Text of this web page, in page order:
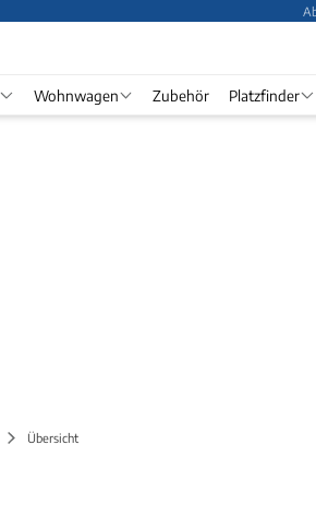
Wohnwagen Zubehör Platzfinder
Übersicht